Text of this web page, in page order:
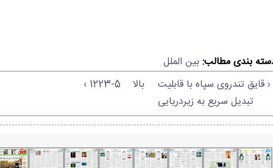
بندی مطالب:بین الملل
‹ قایق تندروی سپاه با قابلیت
تبدیل سریع به زیردریایی
بالا 1223-5 ›